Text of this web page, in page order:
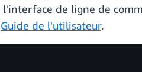
l'interface de ligne de
Guide de l'utilisateur.